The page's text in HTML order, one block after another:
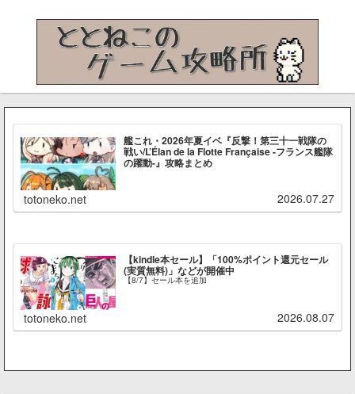
艦これ・2026年夏イベ『反撃！第三十一戦隊の
戦い/L’Élan de la Flotte Française -フランス艦隊
の躍動-』攻略まとめ
totoneko.net 2026.07.27
【kindle本セール】「100%ポイント還元セール
(実質無料)」などが開催中
【8/7】セール本を追加
totoneko.net 2026.08.07